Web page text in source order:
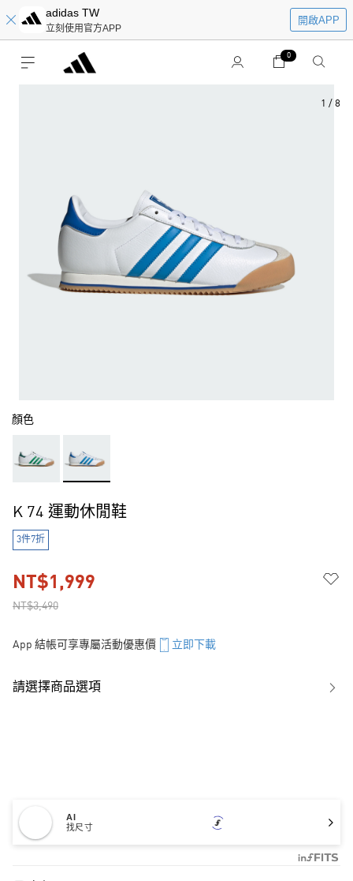
adidas TW
立刻使用官方APP
開啟APP
0
1 / 8
顏色
K 74 運動休閒鞋
3件7折
NT$3,490
NT$1,999
App 結帳可享專屬活動優惠價 立即下載
請選擇商品選項
AI
找尺寸